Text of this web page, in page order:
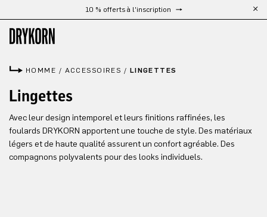
Passer au contenu principal10 % offerts à l'inscription
HOMME / ACCESSOIRES / LINGETTES
Lingettes
Avec leur design intemporel et leurs finitions raffinées, les
foulards DRYKORN apportent une touche de style. Des matériaux
légers et de haute qualité assurent un confort agréable. Des
compagnons polyvalents pour des looks individuels.